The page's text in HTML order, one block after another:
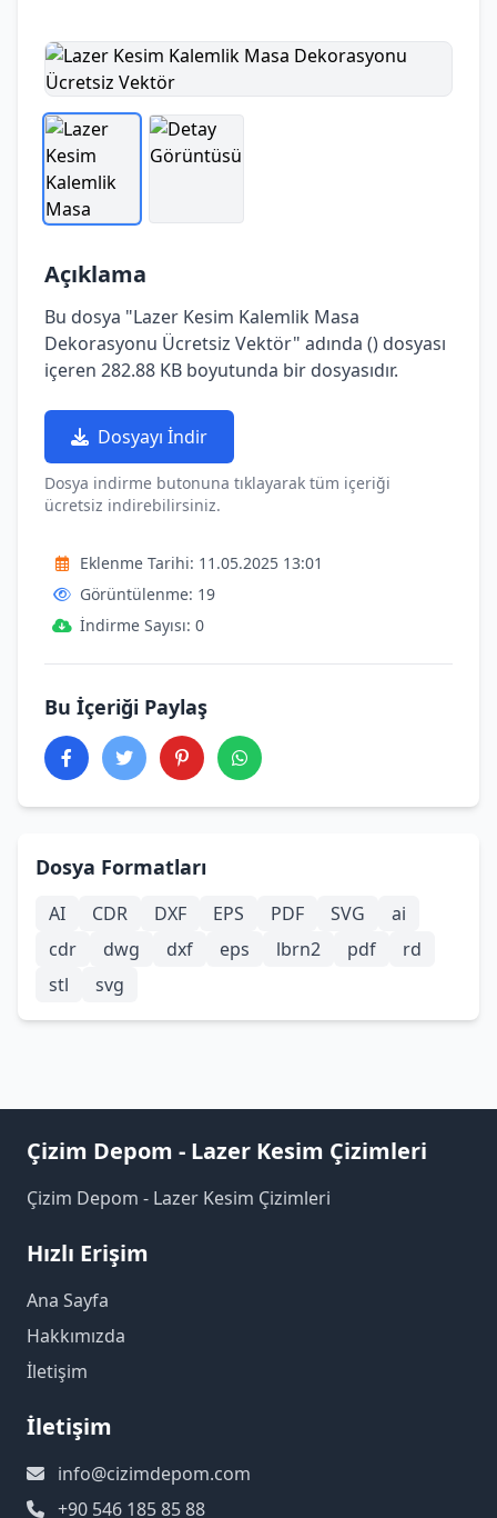
Dosya Formatları
AI CDR DXF EPS PDF SVG
ai
cdr
dwg dxf eps lbrn2 pdf
rd
stl
svg
Açıklama
Bu dosya "Lazer Kesim Kalemlik Masa
Dekorasyonu Ücretsiz Vektör" adında () dosyası
içeren 282.88 KB boyutunda bir dosyasıdır.
Dosyayı İndir
Dosya indirme butonuna tıklayarak tüm içeriği
ücretsiz indirebilirsiniz.
Eklenme Tarihi: 11.05.2025 13:01
Görüntülenme: 19
İndirme Sayısı: 0
Bu İçeriği Paylaş
Çizim Depom - Lazer Kesim Çizimleri
Çizim Depom - Lazer Kesim Çizimleri
Hızlı Erişim
Ana Sayfa
Hakkımızda
İletişim
İletişim
info@cizimdepom.com
+90 546 185 85 88